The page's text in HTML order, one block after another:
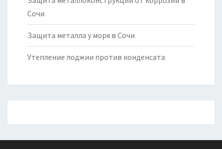
Сочи
Защита металла у моря в Сочи
Утепление лоджии против конденсата